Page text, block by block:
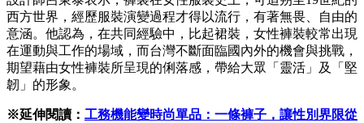
西方世界，經歷服裝演變過程才得以流行，有著無畏、自由的
意涵。他認為，在共同經驗中，比起裙裝，女性褲裝較常出現
在運動與工作的場域，而台灣不斷面臨國內外的機會與挑戰，
期望藉由女性褲裝所呈現的俐落感，帶給大眾「靈活」及「堅
韌」的形象。
※延伸閱讀： 工務機能變時尚單品：一條褲子，讓性別界限從